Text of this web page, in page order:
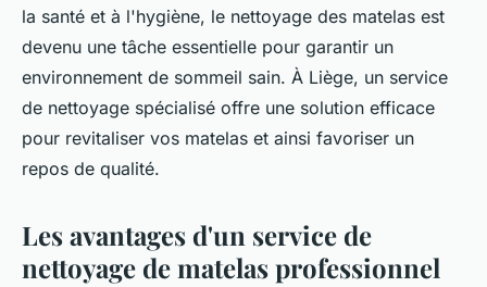
la santé et à l'hygiène, le nettoyage des matelas est
devenu une tâche essentielle pour garantir un
environnement de sommeil sain. À Liège, un service
de nettoyage spécialisé offre une solution efficace
pour revitaliser vos matelas et ainsi favoriser un
repos de qualité.
Les avantages d'un service de
nettoyage de matelas professionnel